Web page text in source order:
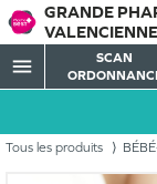
GRANDE
menu
SCAN
Tous les produits